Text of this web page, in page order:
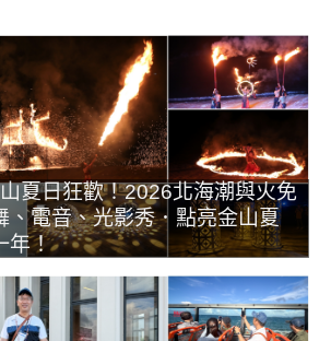
夏日狂歡！2026北海潮與火免
、電音、光影秀．點亮金山夏
年！